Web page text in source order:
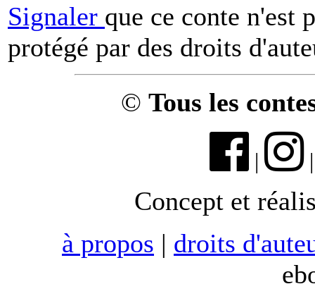
Signaler que ce conte n'est
protégé par des droits
© Tous les
|
Concept et
à propos | droits